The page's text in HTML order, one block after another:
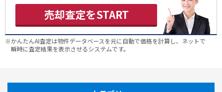
売却査定をSTART
※かんたんAI査定は物件データベースを元に自動で価格を計算し、ネットで
瞬時に査定結果を表示させるシステムです。